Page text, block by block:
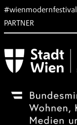
#wienmodernfestival
PARTNER
Subventionsgeber